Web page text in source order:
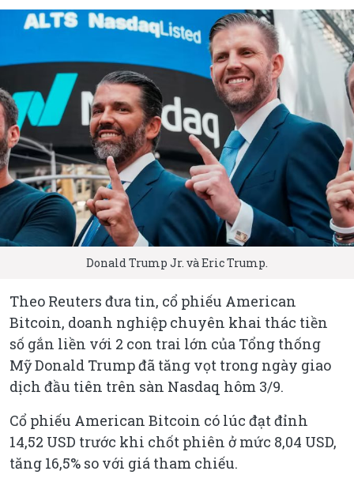
Donald Trump Jr. và Eric Trump.
Theo Reuters đưa tin, cổ phiếu American
Bitcoin, doanh nghiệp chuyên khai thác tiền
số gắn liền với 2 con trai lớn của Tổng thống
Mỹ Donald Trump đã tăng vọt trong ngày giao
dịch đầu tiên trên sàn Nasdaq hôm 3/9.
Cổ phiếu American Bitcoin có lúc đạt đỉnh
14,52 USD trước khi chốt phiên ở mức 8,04 USD,
tăng 16,5% so với giá tham chiếu.